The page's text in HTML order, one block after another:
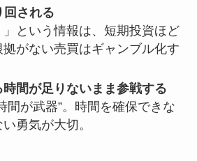
回される
という情報は、短期投資ほど
がない売買はギャンブル化す
間が足りないまま参戦する
間が武器”。時間を確保できな
勇気が大切。